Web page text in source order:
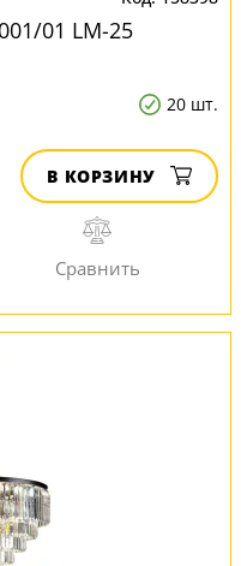
01 LM-25
20 шт.
В КОРЗИНУ